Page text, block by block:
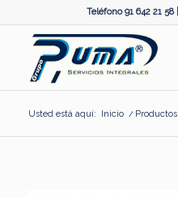
Teléfono 91 642 21 58 |
Usted está aquí: Inicio / Productos